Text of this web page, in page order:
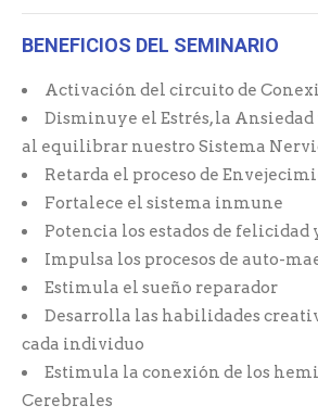
BENEFICIOS DEL SEMINARIO
Activación del circuito de
Disminuye el Estrés, la
al equilibrar nuestro Sistema
Retarda el proceso de
Fortalece el sistema inmune
Potencia los estados de
Impulsa los procesos de auto-
Estimula el sueño reparador
Desarrolla las habilidades
cada individuo
Estimula la conexión de los
Cerebrales